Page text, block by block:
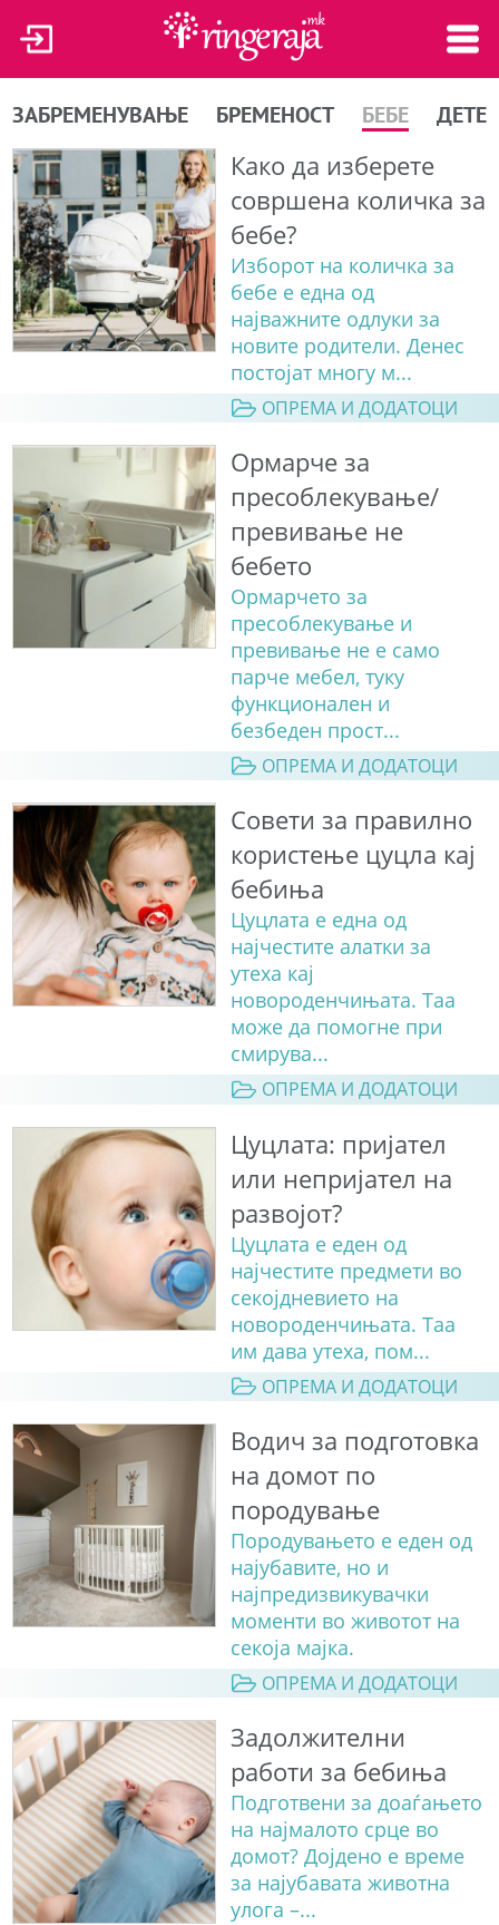
ЗАБРЕМЕНУВАЊЕ БРЕМЕНОСТ БЕБЕ ДЕТЕ
Како да изберете
совршена количка за
бебе?
Изборот на количка за
бебе е една од
најважните одлуки за
новите родители. Денес
постојат многу м...
ОПРЕМА И ДОДАТОЦИ
Ормарче за
пресоблекување/
превивање не
бебето
Ормарчето за
пресоблекување и
превивање не е само
парче мебел, туку
функционален и
безбеден прост...
ОПРЕМА И ДОДАТОЦИ
Совети за правилно
користење цуцла кај
бебиња
Цуцлата е една од
најчестите алатки за
утеха кај
новороденчињата. Таа
може да помогне при
смирува...
ОПРЕМА И ДОДАТОЦИ
Цуцлата: пријател
или непријател на
развојот?
Цуцлата е еден од
најчестите предмети во
секојдневието на
новороденчињата. Таа
им дава утеха, пом...
ОПРЕМА И ДОДАТОЦИ
Водич за подготовка
на домот по
породување
Породувањето е еден од
најубавите, но и
најпредизвикувачки
моменти во животот на
секоја мајка.
ОПРЕМА И ДОДАТОЦИ
Задолжителни
работи за бебиња
Подготвени за доаѓањето
на најмалото срце во
домот? Дојдено е време
за најубавата животна
улога –...